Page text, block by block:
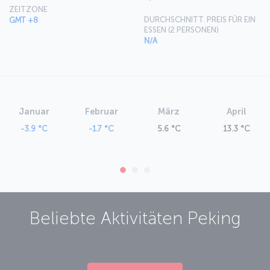
ZEITZONE
GMT +8
DURCHSCHNITT. PREIS FÜR EIN
ESSEN (2 PERSONEN)
N/A
Januar
-3.9 °C
Februar
-1.7 °C
März
5.6 °C
April
13.3 °C
Beliebte Aktivitäten Peking